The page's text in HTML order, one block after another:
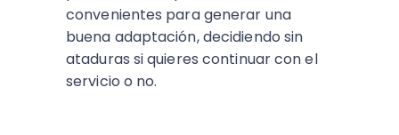
convenientes para generar una
buena adaptación, decidiendo sin
ataduras si quieres continuar con el
servicio o no.